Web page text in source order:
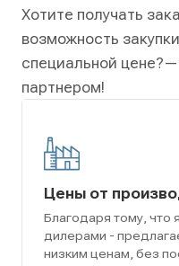
Хотите получать
возможность
специальной цене?—
партнером!
Цены от
Благодаря тому,
дилерами -
низким ценам, без